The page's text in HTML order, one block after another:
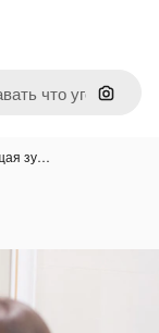
Поиск
зу…